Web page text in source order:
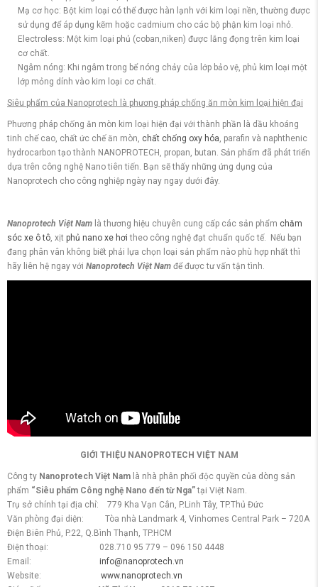
Mạ cơ học: Bột kim loại có thể được hàn lạnh với kim loại nền, thường được
sử dụng để áp dụng kẽm hoặc cadmium cho các bộ phận kim loại nhỏ.
Electroless: Một kim loại phủ (coban,niken) được lắng đọng trên kim loại
cơ chất.
Ngâm nóng: Khi ngâm trong bể nóng chảy của lớp bảo vệ, phủ kim loại một
lớp mỏng dính vào kim loại cơ chất.
Siêu phẩm của Nanoprotech là phương pháp chống ăn mòn kim loại hiện đại
Phương pháp chống ăn mòn kim loại hiện đại với thành phần là dầu khoáng
tinh chế cao, chất ức chế ăn mòn, chất chống oxy hóa, parafin và naphthenic
hydrocarbon tạo thành NANOPROTECH, propan, butan. Sản phẩm đã phát triển
dựa trên công nghệ Nano tiên tiến. Bạn sẽ thấy những ứng dụng của
Nanoprotech cho công nghiệp ngày nay ngay dưới đây.
Nanoprotech Việt Nam là thương hiệu chuyên cung cấp các sản phẩm chăm
sóc xe ô tô, xịt phủ nano xe hơi theo công nghệ đạt chuẩn quốc tế. Nếu bạn
đang phân vân không biết phải lựa chọn loại sản phẩm nào phù hợp nhất thì
hãy liên hệ ngay với Nanoprotech Việt Nam để được tư vấn tận tình.
GIỚI THIỆU NANOPROTECH VIỆT NAM
Công ty Nanoprotech Việt Nam là nhà phân phối độc quyền của dòng sản
phẩm “Siêu phẩm Công nghệ Nano đến từ Nga”tại Việt Nam.
Trụ sở chính tại địa chỉ: 779 Kha Vạn Cân, P.Linh Tây, TP.Thủ Đức
Văn phòng đại diện: Tòa nhà Landmark 4, Vinhomes Central Park – 720A
Điện Biên Phủ, P.22, Q.Bình Thạnh, TP.HCM
Điện thoại: 028.710 95 779 – 096 150 4448
Email: info@nanoprotech.vn
Website: www.nanoprotech.vn